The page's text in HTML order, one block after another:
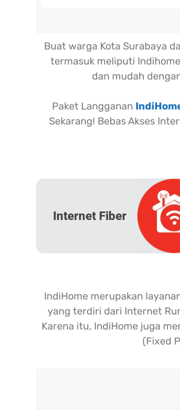
Buat warga Kota Surabaya
termasuk meliputi
dan mudah
Paket Langganan
Sekarang! Bebas Akses
Internet Fiber
IndiHome merupakan
yang terdiri dari Internet
Karena itu, IndiHome juga
(Fixed